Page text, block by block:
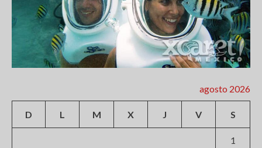
agosto 2026
D L M X J V S
1